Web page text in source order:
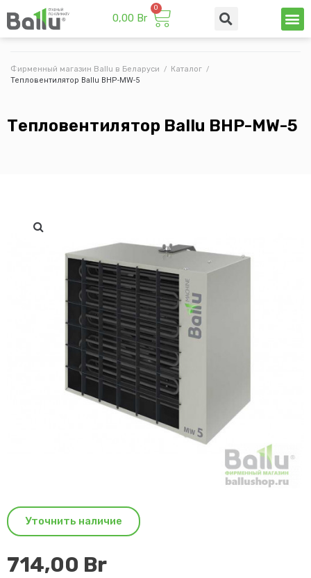
0,00 Br
Фирменный магазин Ballu в Беларуси / Каталог /
Тепловентилятор Ballu BHP-MW-5
Тепловентилятор Ballu BHP-MW-5
Уточнить наличие
714,00 Br